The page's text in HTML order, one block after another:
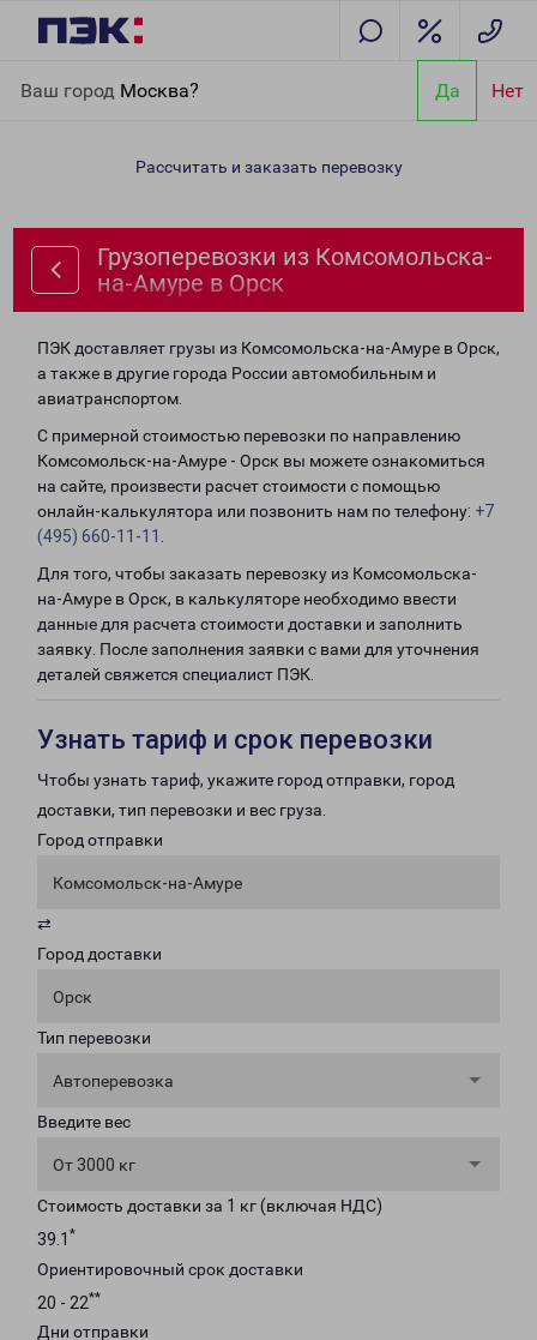
Ваш город Москва? Да Нет
Амуре в Орск
Рассчитать и заказать перевозку
Грузоперевозки из Комсомольска-
на-Амуре в Орск
ПЭК доставляет грузы из Комсомольска-на-Амуре в Орск,
а также в другие города России автомобильным и
авиатранспортом.
С примерной стоимостью перевозки по направлению
Комсомольск-на-Амуре - Орск вы можете ознакомиться
на сайте, произвести расчет стоимости с помощью
онлайн-калькулятора или позвонить нам по телефону: +7
(495) 660-11-11
Для того, чтобы заказать перевозку из Комсомольска-
на-Амуре в Орск, в калькуляторе необходимо ввести
данные для расчета стоимости доставки и заполнить
заявку. После заполнения заявки с вами для уточнения
деталей свяжется специалист ПЭК.
Узнать тариф и срок перевозки
Чтобы узнать тариф, укажите город отправки, город
доставки, тип перевозки и вес груза.
Город отправки
Комсомольск-на-Амуре
⇄
Город доставки
Орск
Тип перевозки
Автоперевозка
Введите вес
От 3000 кг
Стоимость доставки за 1 кг (включая НДС)
39.1 *
Ориентировочный срок доставки
20 - 22**
Дни отправки